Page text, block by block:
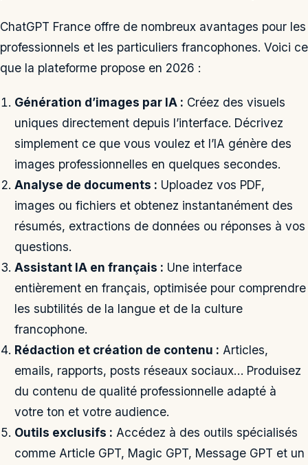
ChatGPT France offre de nombreux avantages pour les
professionnels et les particuliers francophones. Voici ce
que la plateforme propose en 2026 :
Génération d’images par IA : Créez des visuels
uniques directement depuis l’interface. Décrivez
simplement ce que vous voulez et l’IA génère des
images professionnelles en quelques secondes.
Analyse de documents : Uploadez vos PDF,
images ou fichiers et obtenez instantanément des
résumés, extractions de données ou réponses à vos
questions.
Assistant IA en français : Une interface
entièrement en français, optimisée pour comprendre
les subtilités de la langue et de la culture
francophone.
Rédaction et création de contenu : Articles,
emails, rapports, posts réseaux sociaux… Produisez
du contenu de qualité professionnelle adapté à
votre ton et votre audience.
Outils exclusifs : Accédez à des outils spécialisés
comme Article GPT, Magic GPT, Message GPT et un